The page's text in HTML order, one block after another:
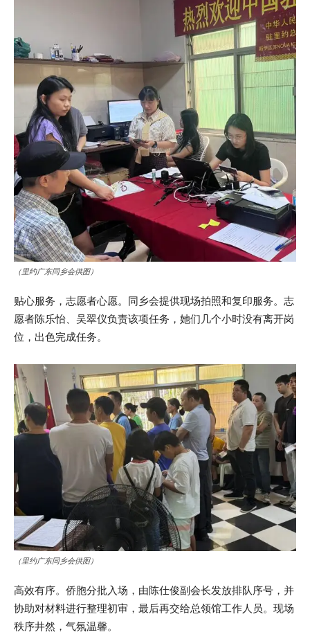
（里约广东同乡会供图）
贴心服务，志愿者心愿。同乡会提供现场拍照和复印服务。志
愿者陈乐怡、吴翠仪负责该项任务，她们几个小时没有离开岗
位，出色完成任务。
（里约广东同乡会供图）
高效有序。侨胞分批入场，由陈仕俊副会长发放排队序号，并
协助对材料进行整理初审，最后再交给总领馆工作人员。现场
秩序井然，气氛温馨。